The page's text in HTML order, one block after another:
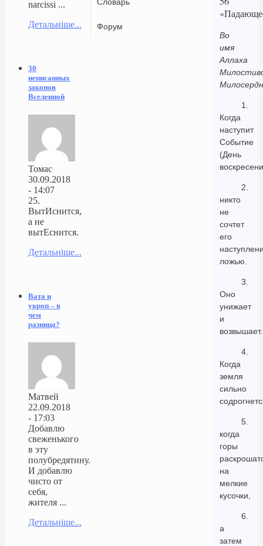
Форум
Во
имя
Аллаха
1.
Когда
наступит
Событие
(День
2.
никто
не
сочтет
его
ложью.
3.
Оно
унижает
и
возвышает.
4.
Когда
земля
сильно
5.
когда
горы
на
мелкие
кусочки,
6.
а
затем
narcissi ...
Детальніше...
30
неписанных
законов
Вселенной
Томас
30.09.2018
- 14:07
25.
ВытИснится,
а не
вытЕснится.
Детальніше...
Вата и
укроп – в
чем
разница?
Матвей
22.09.2018
- 17:03
Добавлю
свеженького
в эту
полубредятину.
И добавлю
чисто от
себя,
жителя ...
Детальніше...